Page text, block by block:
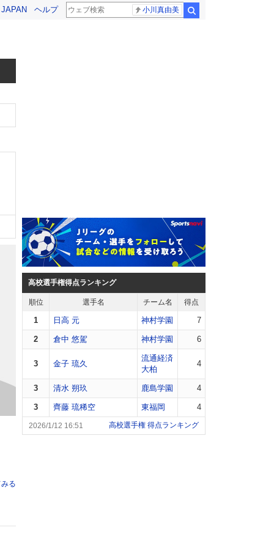
ヘルプ 小川真由美
る
高校選手権得点ランキング
順位 選手名 チーム名 得点
1 日高 元 神村学園 7
2 倉中 悠駕 神村学園 6
3 金子 琉久
流通経済
大柏
4
3 清水 朔玖 鹿島学園 4
3 齊藤 琉稀空 東福岡 4
2026/1/12 16:51 高校選手権 得点ランキング